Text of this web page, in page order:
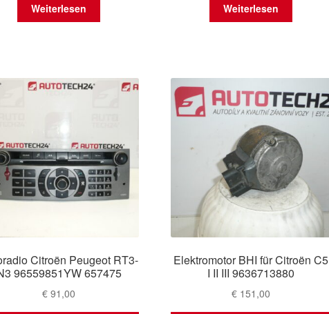
Weiterlesen Weiterlesen
Citroën Peugeot RT3-
96559851YW 657475
€ 91,00
Elektromotor BHI für Citroën C5
I II III 9636713880
€151,00